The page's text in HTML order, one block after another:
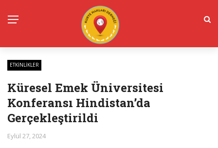
ETKINLIKLER
Küresel Emek Üniversitesi
Konferansı Hindistan’da
Gerçekleştirildi
Eylül 27, 2024